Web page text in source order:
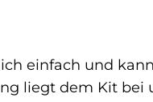
einfach und
liegt dem Kit bei